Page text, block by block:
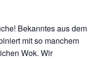
Bekanntes aus dem
mit so manchem
Wok. Wir